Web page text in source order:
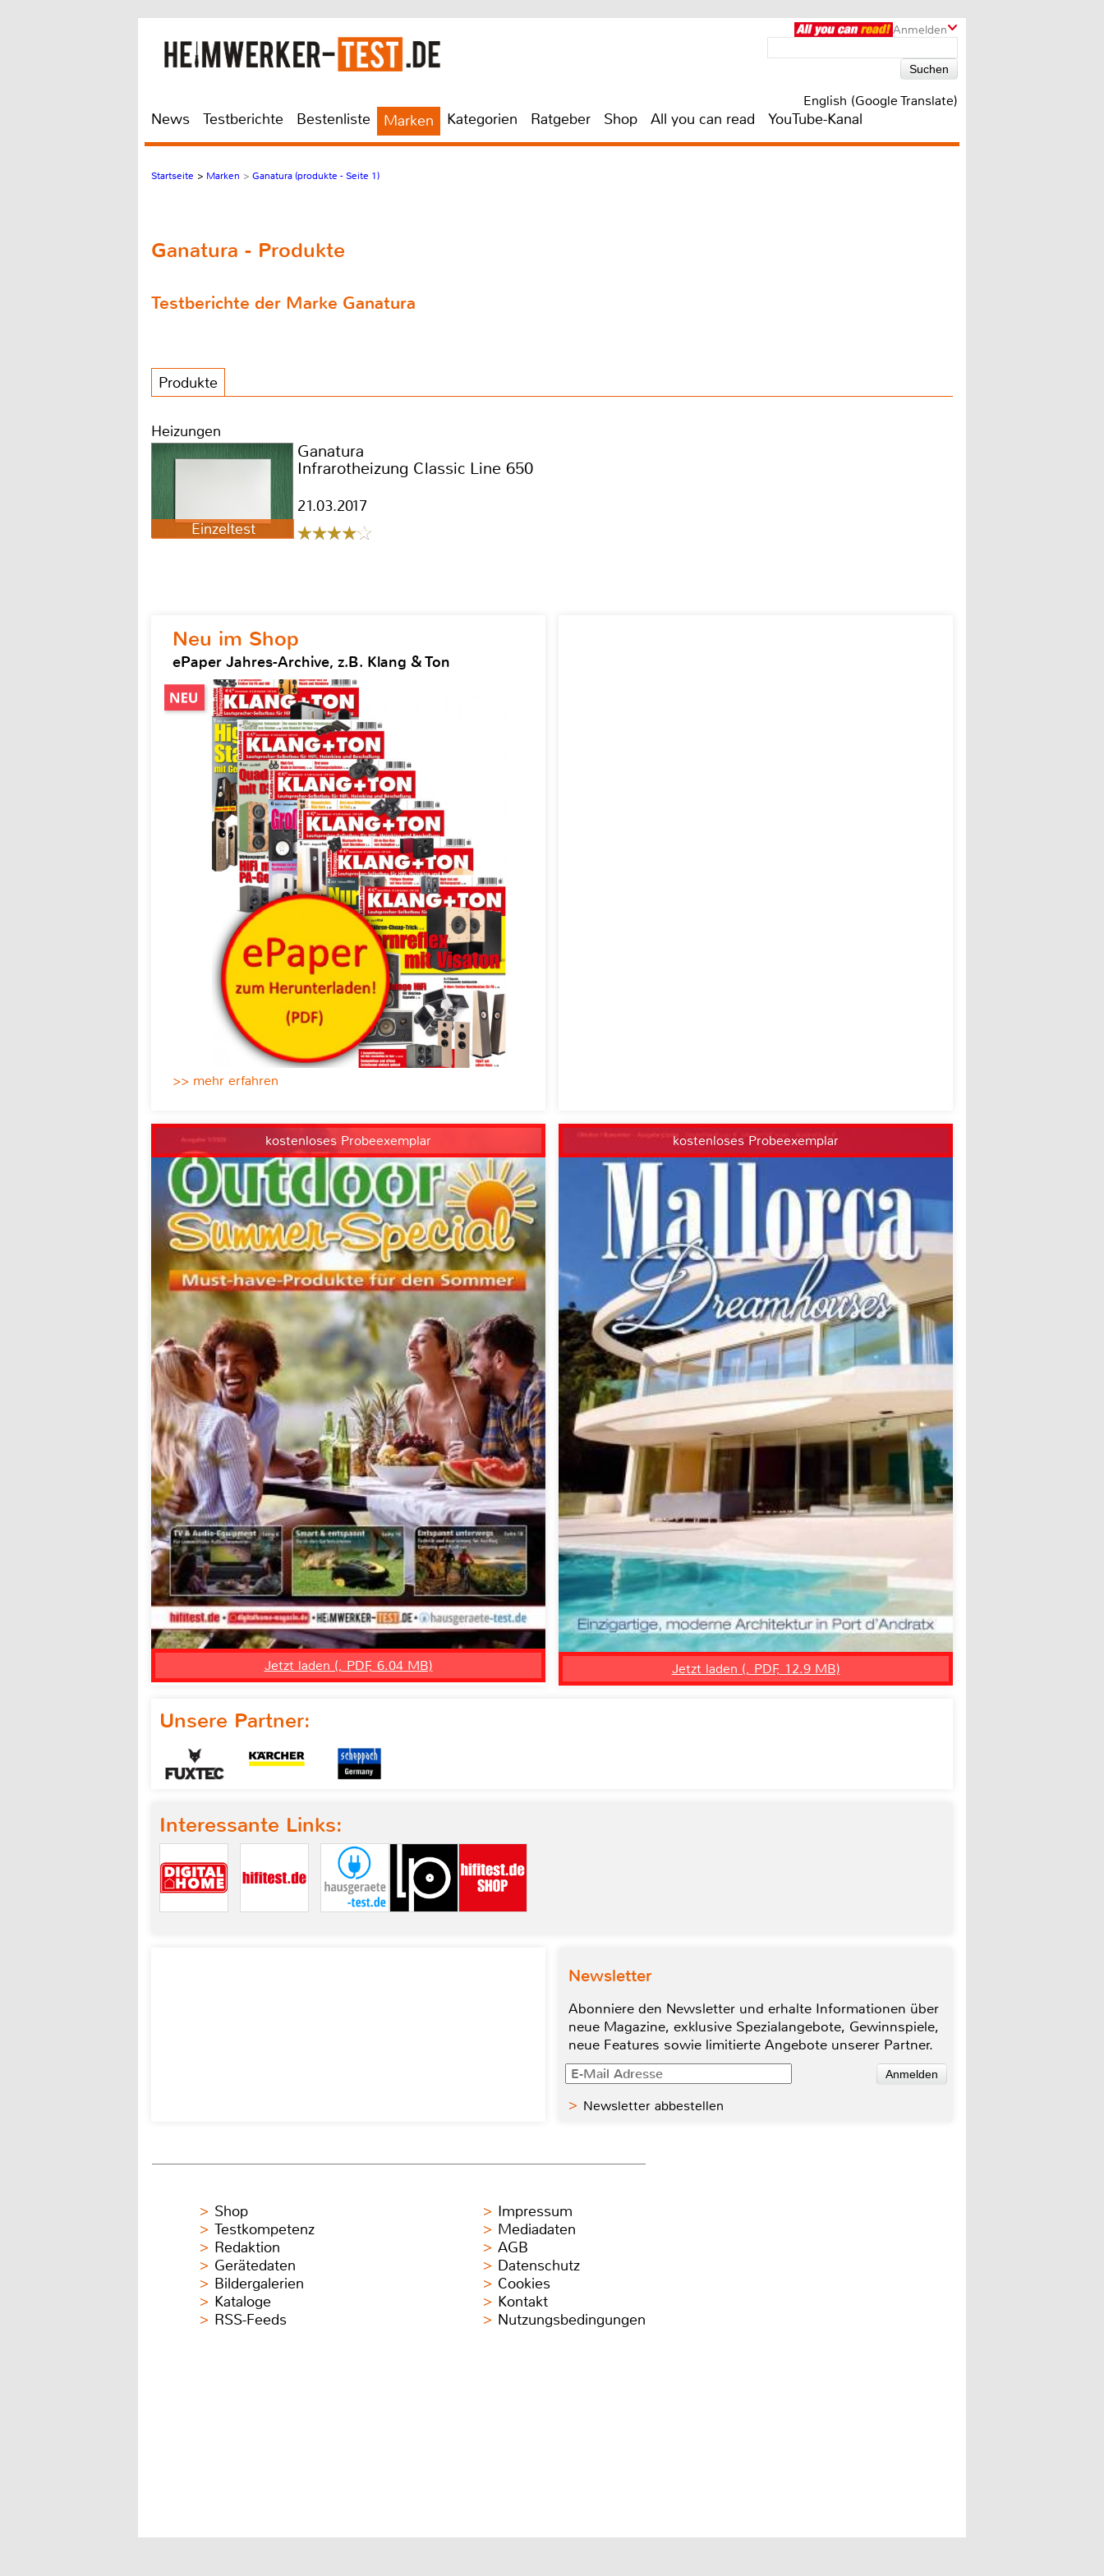
Anmelden
English (Google Translate)
News Testberichte Bestenliste Marken Kategorien Ratgeber Shop All you can read YouTube-Kanal
Startseite > Marken > Ganatura (produkte - Seite 1)
Ganatura - Produkte
Testberichte der Marke Ganatura
Produkte
Heizungen
Einzeltest
Ganatura
Infrarotheizung Classic Line 650
21.03.2017
Neu im Shop
ePaper Jahres-Archive, z.B. Klang & Ton
>> mehr erfahren
kostenloses Probeexemplar
Jetzt laden (, PDF, 6.04 MB)
kostenloses Probeexemplar
Jetzt laden (, PDF, 12.9 MB)
Unsere Partner:
Interessante Links:
Newsletter
Abonniere den Newsletter und erhalte Informationen über
neue Magazine, exklusive Spezialangebote, Gewinnspiele,
neue Features sowie limitierte Angebote unserer Partner.
Newsletter abbestellen
Shop
Testkompetenz
Redaktion
Gerätedaten
Bildergalerien
Kataloge
RSS-Feeds
Impressum
Mediadaten
AGB
Datenschutz
Cookies
Kontakt
Nutzungsbedingungen